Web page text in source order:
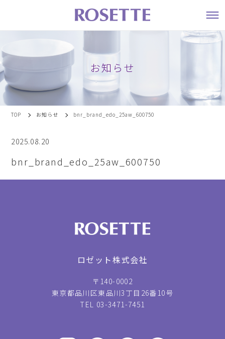
お知らせ
TOP お知らせ bnr_brand_edo_25aw_600750
2025.08.20
bnr_brand_edo_25aw_600750
ロゼット株式会社
〒140-0002
東京都品川区東品川3丁目26番10号
TEL 03-3471-7451